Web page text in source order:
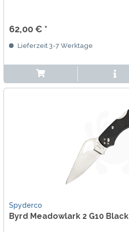
62,00 € *
Lieferzeit 3-7 Werktage
Spyderco
Byrd Meadowlark 2 G10 Black